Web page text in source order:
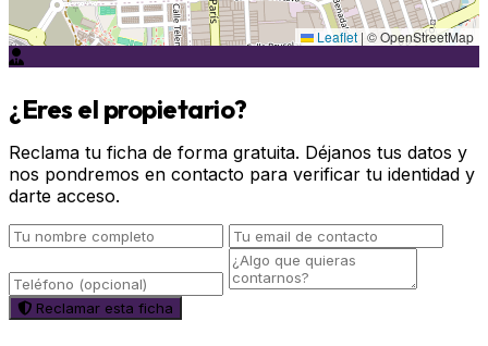
Leaflet | © OpenStreetMap
¿Eres el propietario?
Reclama tu ficha de forma gratuita. Déjanos tus datos y
nos pondremos en contacto para verificar tu identidad y
darte acceso.
Reclamar esta ficha